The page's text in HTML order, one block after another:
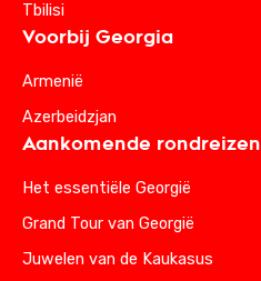
Tbilisi
Voorbij Georgia
Armenië
Azerbeidzjan
Aankomende rondreizen
Het essentiële Georgië
Grand Tour van Georgië
Juwelen van de Kaukasus